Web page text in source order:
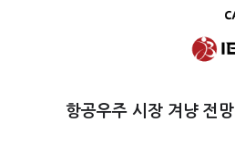
항공우주 시장 겨냥 전망